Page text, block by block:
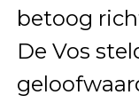
betoog
De Vos